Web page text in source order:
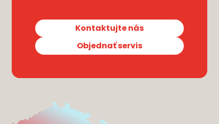
Kontaktujte nás
Objednať servis